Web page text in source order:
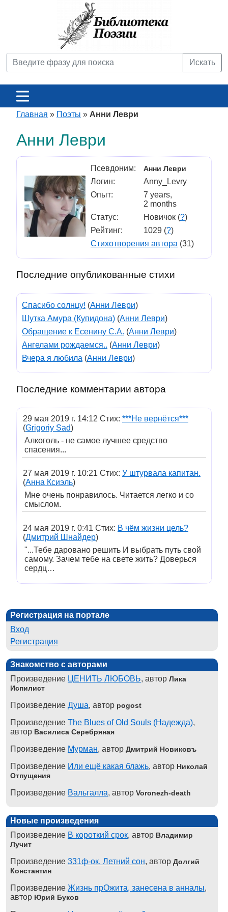
Искать
Главная » Поэты » Анни Леври
Анни Леври
Псевдоним: Анни Леври
Логин:
Anny_Levry
Опыт:
7 years,
2 months
Статус:
Новичок (?)
Рейтинг:
1029 (?)
Стихотворения автора (31)
Последние опубликованные стихи
Спасибо солнцу! (Анни Леври)
Шутка Амура (Купидона) (Анни Леври)
Обращение к Есенину С.А. (Анни Леври)
Ангелами рождаемся.. (Анни Леври)
Вчера я любила (Анни Леври)
Последние комментарии автора
29 мая 2019 г. 14:12 Стих: ***Не вернётся***
(Grigoriy Sad)
Алкоголь - не самое лучшее средство
спасения...
27 мая 2019 г. 10:21 Стих: У штурвала капитан.
(Анна Ксиэль)
Мне очень понравилось. Читается легко и со
смыслом.
24 мая 2019 г. 0:41 Стих: В чём жизни цель?
(Дмитрий Шнайдер)
"...Тебе даровано решить И выбрать путь свой
самому. Зачем тебе на свете жить? Доверься
сердц…
Регистрация на портале
Вход
Регистрация
Знакомство с авторами
Произведение ЦЕНИТЬ ЛЮБОВЬ, автор Лика
Испилист
Произведение Душа, автор pogost
Произведение The Blues of Old Souls (Надежда),
автор Василиса Серебряная
Произведение Мурман, автор Дмитрий Новиковъ
Произведение Или ещё какая блажь, автор Николай
Отпущения
Произведение Вальгалла, автор Voronezh-death
Новые произведения
Произведение В короткий срок, автор Владимир
Лучит
Произведение 331ф-ок. Летний сон, автор Долгий
Константин
Произведение Жизнь прОжита, занесена в анналы,
автор Юрий Буков